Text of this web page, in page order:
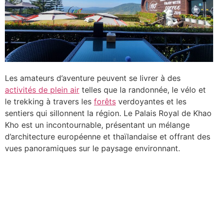
Les amateurs d’aventure peuvent se livrer à des
activités de plein air telles que la randonnée, le vélo et
le trekking à travers les forêts verdoyantes et les
sentiers qui sillonnent la région. Le Palais Royal de Khao
Kho est un incontournable, présentant un mélange
d’architecture européenne et thaïlandaise et offrant des
vues panoramiques sur le paysage environnant.